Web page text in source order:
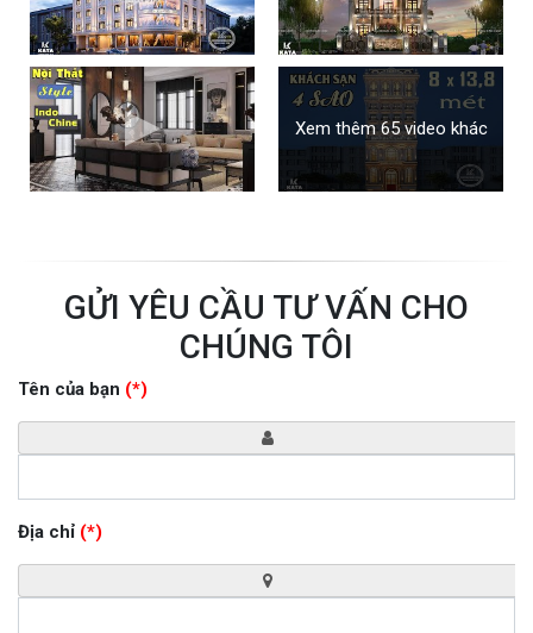
Xem thêm 65 video khác
GỬI YÊU CẦU TƯ VẤN CHO
CHÚNG TÔI
Tên của bạn (*)
Địa chỉ (*)